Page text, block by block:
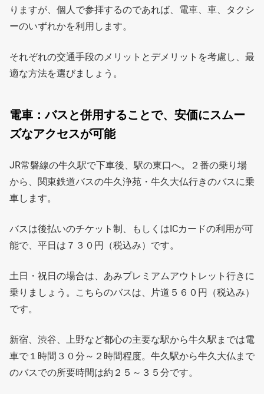
りますが、個人で参拝するのであれば、電車、車、タクシ
ーのいずれかを利用します。
それぞれの交通手段のメリットとデメリットを考慮し、最
適な方法を選びましょう。
電車：バスと併用することで、安価にスムー
ズなアクセスが可能
JR常磐線の牛久駅で下車後、駅の東口へ。２番の乗り場
から、関東鉄道バスの牛久浄苑・牛久大仏行きのバスに乗
車します。
バスは後払いのチケット制、もしくはICカードの利用が可
能で、平日は７３０円（税込み）です。
土日・祝日の場合は、あみプレミアムアウトレット行きに
乗りましょう。こちらのバスは、片道５６０円（税込み）
です。
新宿、渋谷、上野など都心の主要な駅から牛久駅までは電
車で１時間３０分～２時間程度。牛久駅から牛久大仏まで
のバスでの所要時間は約２５～３５分です。